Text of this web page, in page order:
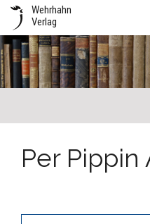
Wehrhahn
Verlag
Per Pippin